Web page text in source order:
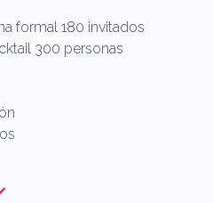
formal 180 invitados
300 personas